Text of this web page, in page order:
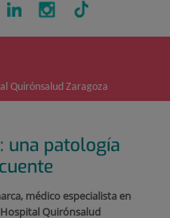
Quirónsalud Zaragoza
una patología
médico especialista en
Quirónsalud